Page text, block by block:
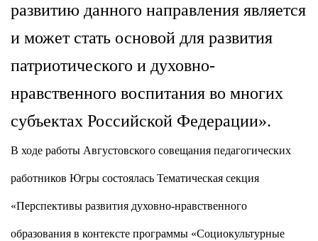
развитию данного направления является
и может стать основой для развития
патриотического и духовно-
нравственного воспитания во многих
субъектах Российской Федерации».
В ходе работы Августовского совещания педагогических
работников Югры состоялась Тематическая секция
«Перспективы развития духовно-нравственного
образования в контексте программы «Социокультурные